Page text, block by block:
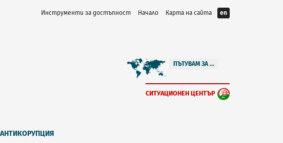
Инструменти за достъпност Начало Карта на сайта en
ПЪТУВАМ ЗА ...
СИТУАЦИОНЕН ЦЕНТЪР
АНТИКОРУПЦИЯ